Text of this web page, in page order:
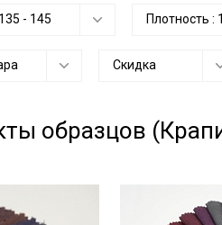
135 - 145 Плотность :
Скидка
образцов